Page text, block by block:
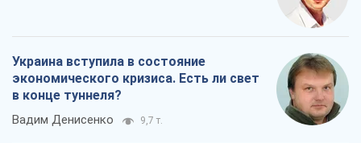
Украина вступила в состояние
экономического кризиса. Есть ли свет
в конце туннеля?
Вадим Денисенко 9,7 т.